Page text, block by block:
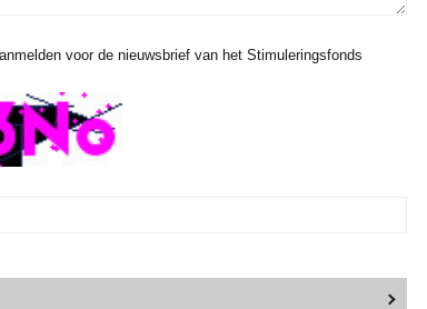
voor de nieuwsbrief van het Stimuleringsfonds